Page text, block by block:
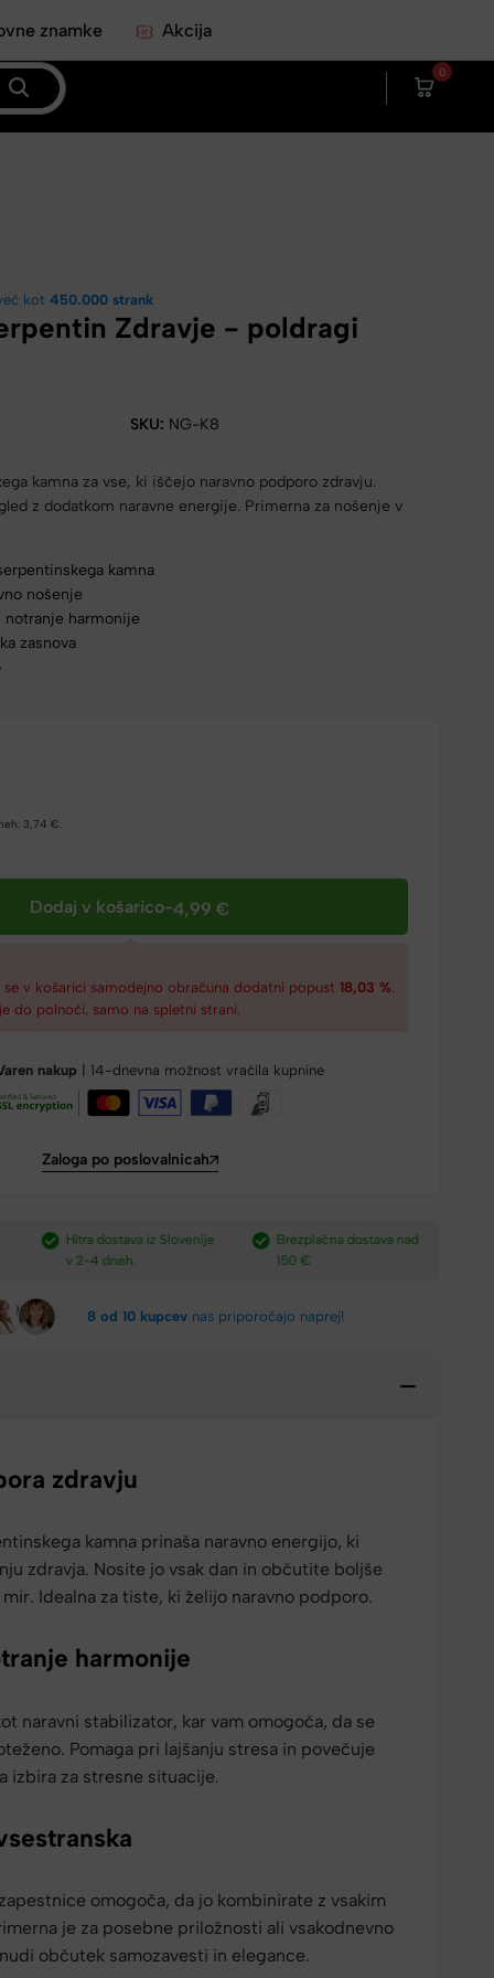
0
znamke Akcija
kot450.000 strank
Zdravje - poldragi
SKU: NG-K8
kamna za vse, ki iščejo naravno podporo zdravju.
z dodatkom naravne energije. Primerna za nošenje v
kamna
nošenje
notranje harmonije
zasnova
3,74€.
Dodaj v košarico-4,99€
se v košarici samodejno obračuna dodatni popust18,03 %.
do polnoči, samo na spletni strani.
nakup | 14-dnevna možnost vračila kupnine
Zaloga po poslovalnicah
Brezplačna dostava nad
150 €​
Plačilo po povzetju,
preko paypal-a in kartic.​
8 od 10 kupcevnas priporočajo naprej!
zdravju
kamna prinaša naravno energijo, ki
zdravja. Nosite jo vsak dan in občutite boljše
Idealna za tiste, ki želijo naravno podporo.
harmonije
naravni stabilizator, kar vam omogoča, da se
Pomaga pri lajšanju stresa in povečuje
izbira za stresne situacije.
omogoča, da jo kombinirate z vsakim
je za posebne priložnosti ali vsakodnevno
občutek samozavesti in elegance.